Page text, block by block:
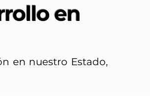
en
en nuestro Estado,